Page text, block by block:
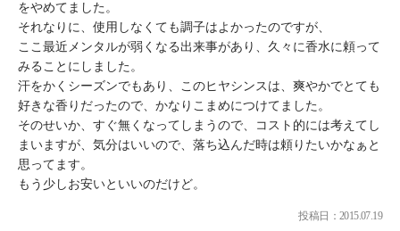
をやめてました。
それなりに、使用しなくても調子はよかったのですが、
ここ最近メンタルが弱くなる出来事があり、久々に香水に頼って
みることにしました。
汗をかくシーズンでもあり、このヒヤシンスは、爽やかでとても
好きな香りだったので、かなりこまめにつけてました。
そのせいか、すぐ無くなってしまうので、コスト的には考えてし
まいますが、気分はいいので、落ち込んだ時は頼りたいかなぁと
思ってます。
もう少しお安いといいのだけど。
投稿日：2015.07.19